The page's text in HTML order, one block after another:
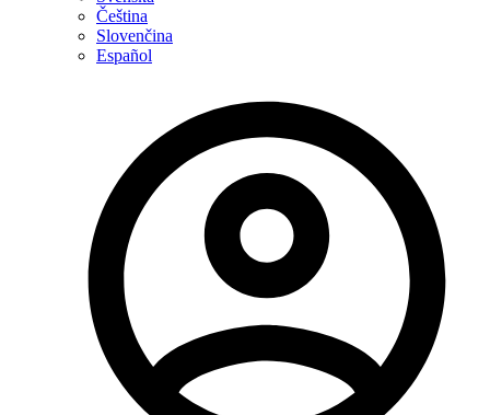
Čeština
Slovenčina
Español